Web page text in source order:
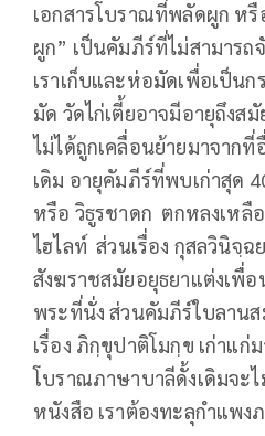
เอกสารโบราณที่พลัดผูก หรื
ผูก” เป็นคัมภีร์ที่ไม่สามารถ
เราเก็บและห่อมัดเพื่อเป็น
มัด วัดไก่เตี้ยอาจมีอายุถึงส
ไม่ได้ถูกเคลื่อนย้ายมาจาก
เดิม อายุคัมภีร์ที่พบเก่าสุด
หรือ วิธูรชาดก ตกหลงเหลื
ไฮไลท์ ส่วนเรื่อง กุสลวินิจฺ
สังฆราชสมัยอยุธยาแต่งเพื่
พระที่นั่ง ส่วนคัมภีร์ใบลาน
เรื่อง ภิกฺขุปาติโมกฺข เก่าแก่
โบราณภาษาบาลีดั้งเดิมจะ
หนังสือ เราต้องทะลุกำแพง